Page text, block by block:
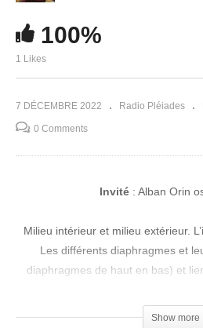
100%
1 Likes
7 DÉCEMBRE 2022 Radio Pléiades
0 Comments
Invité: Alban Orin
Milieu intérieur et milieu extérieur.
Les différents diaphragmes et
diaphragmes de haut en bas) et
avec la respiration, la structure
Show more